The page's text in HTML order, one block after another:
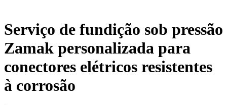
Serviço de fundição sob pressão
Zamak personalizada para
conectores elétricos resistentes
à corrosão